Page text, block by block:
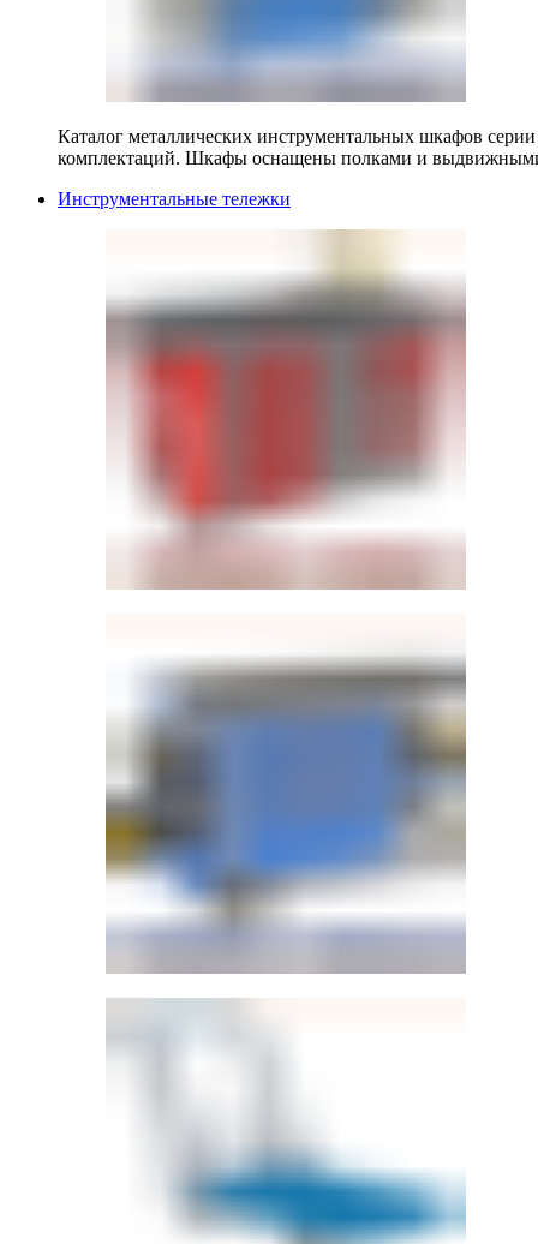
Каталог металлических инструментальных шкафов
комплектаций. Шкафы оснащены полками и
Инструментальные тележки